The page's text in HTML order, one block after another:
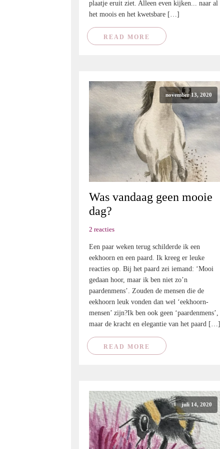
plaatje eruit ziet. Alleen even kijken... naar al
het moois en het kwetsbare […]
READ MORE
november 13, 2020
Was vandaag geen mooie
dag?
2 reacties
Een paar weken terug schilderde ik een
eekhoorn en een paard. Ik kreeg er leuke
reacties op. Bij het paard zei iemand: ‘Mooi
gedaan hoor, maar ik ben niet zo’n
paardenmens’. Zouden de mensen die de
eekhoorn leuk vonden dan wel ‘eekhoorn-
mensen’ zijn?Ik ben ook geen ‘paardenmens’,
maar de kracht en elegantie van het paard […]
READ MORE
juli 14, 2020